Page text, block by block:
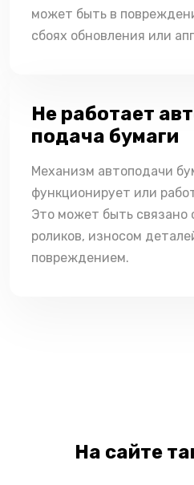
может быть в
сбоях обновления или
Не работает
подача бумаги
Механизм автоподачи
функционирует или
Это может быть связано
роликов, износом
повреждением.
На сайте